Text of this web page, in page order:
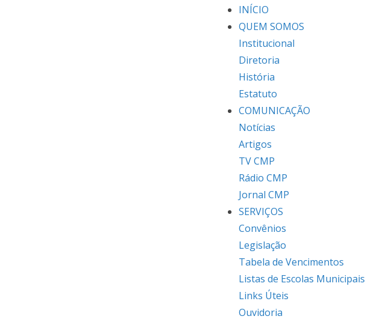
INÍCIO
QUEM SOMOS
Institucional
Diretoria
História
Estatuto
COMUNICAÇÃO
Notícias
Artigos
TV CMP
Rádio CMP
Jornal CMP
SERVIÇOS
Convênios
Legislação
Tabela de Vencimentos
Listas de Escolas Municipais
Links Úteis
Ouvidoria